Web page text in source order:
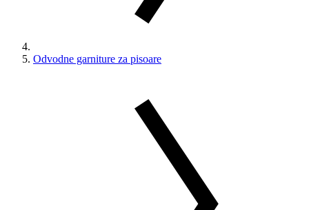
Odvodne garniture za pisoare